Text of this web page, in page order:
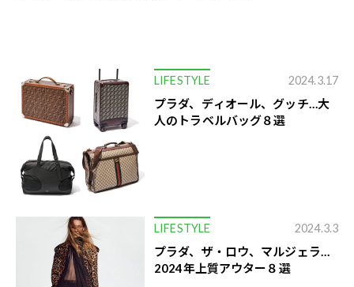
LIFESTYLE 2024.3.17
プラダ、ディオール、グッチ…大
人のトラベルバッグ８選
LIFESTYLE 2024.3.3
プラダ、ザ・ロウ、マルジェラ…
2024年上質アウター８選